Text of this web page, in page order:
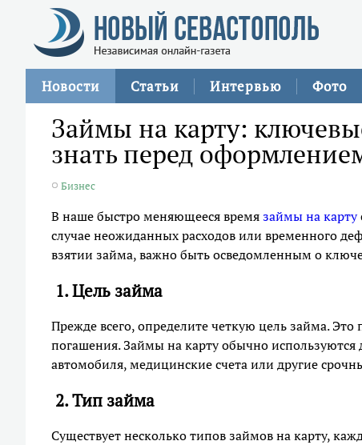
Новости Статьи Интервью Фото
Займы на карту:
знать перед
Бизнес
В наше быстро меняющееся времязаймы на карту
случае неожиданных расходов или временного
взятии займа, важно быть осведомленным о
1. Цель займа
Прежде всего, определите четкую цель займа.
погашения. Займы на карту обычно
автомобиля, медицинские счета или другие
2. Тип займа
Существует несколько типов займов на карту,